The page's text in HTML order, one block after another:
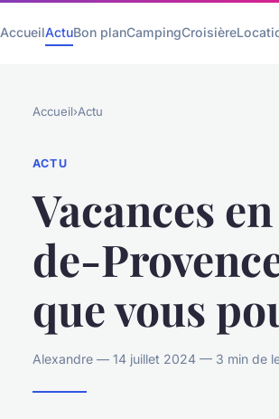
AccueilActuBon planCampingCroisière
Accueil›Actu
ACTU
Vacances
de-
que vous
Alexandre — 14 juillet 2024 — 3 min de